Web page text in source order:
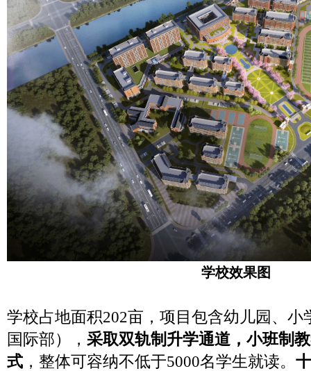
学校效果图
学校占地面积202亩，项目包含幼儿园、小
国际部）， 采取双轨制升学通道，小班制
式 ，整体可容纳不低于5000名学生就读。